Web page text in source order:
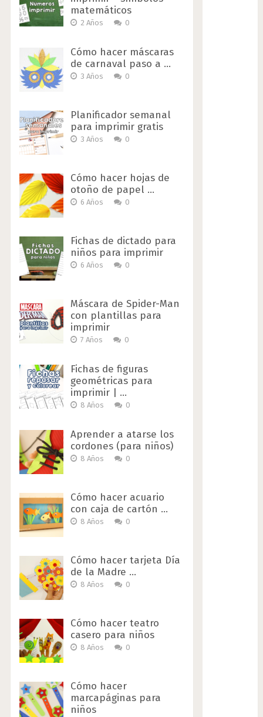
matemáticos
2 Años 0
Cómo hacer máscaras
de carnaval paso a …
3 Años 0
Planificador semanal
para imprimir gratis
3 Años 0
Cómo hacer hojas de
otoño de papel …
6 Años 0
Fichas de dictado para
niños para imprimir
6 Años 0
Máscara de Spider-Man
con plantillas para
imprimir
7 Años 0
Fichas de figuras
geométricas para
imprimir | …
8 Años 0
Aprender a atarse los
cordones (para niños)
8 Años 0
Cómo hacer acuario
con caja de cartón …
8 Años 0
Cómo hacer tarjeta Día
de la Madre …
8 Años 0
Cómo hacer teatro
casero para niños
8 Años 0
Cómo hacer
marcapáginas para
niños